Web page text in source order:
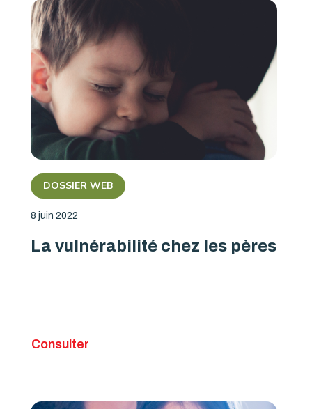
DOSSIER WEB
8 juin 2022
La vulnérabilité chez les pères
Consulter